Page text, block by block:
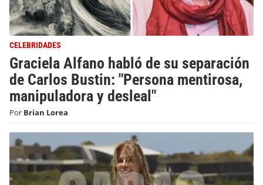
CELEBRIDADES
Graciela Alfano habló de su separación
de Carlos Bustin: "Persona mentirosa,
manipuladora y desleal"
Por Brian Lorea